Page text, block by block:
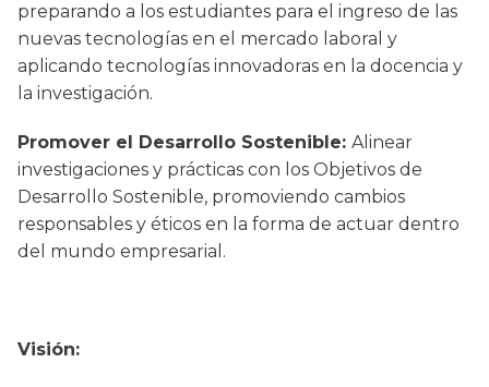
preparando a los estudiantes para el ingreso de las
nuevas tecnologías en el mercado laboral y
aplicando tecnologías innovadoras en la docencia y
la investigación.
Promover el Desarrollo Sostenible: Alinear
investigaciones y prácticas con los Objetivos de
Desarrollo Sostenible, promoviendo cambios
responsables y éticos en la forma de actuar dentro
del mundo empresarial.
Visión: